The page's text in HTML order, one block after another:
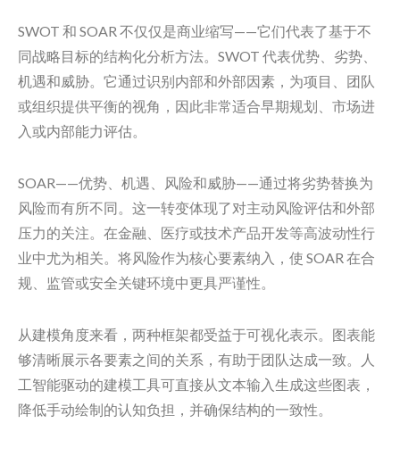
SWOT 和 SOAR 不仅仅是商业缩写——它们代表了基于不
同战略目标的结构化分析方法。SWOT 代表优势、劣势、
机遇和威胁。它通过识别内部和外部因素，为项目、团队
或组织提供平衡的视角，因此非常适合早期规划、市场进
入或内部能力评估。
SOAR——优势、机遇、风险和威胁——通过将劣势替换为
风险而有所不同。这一转变体现了对主动风险评估和外部
压力的关注。在金融、医疗或技术产品开发等高波动性行
业中尤为相关。将风险作为核心要素纳入，使 SOAR 在合
规、监管或安全关键环境中更具严谨性。
从建模角度来看，两种框架都受益于可视化表示。图表能
够清晰展示各要素之间的关系，有助于团队达成一致。人
工智能驱动的建模工具可直接从文本输入生成这些图表，
降低手动绘制的认知负担，并确保结构的一致性。